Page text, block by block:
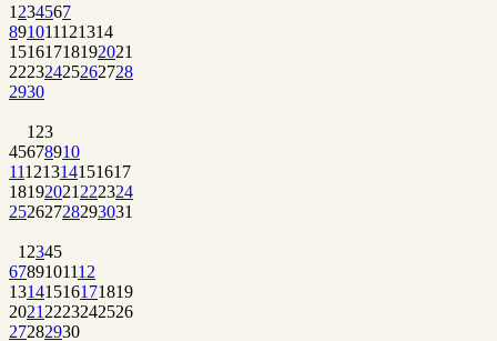
1 234567
891011121314
15161718192021
22232425262728
2930
1 23
45678910
11121314151617
18192021 222324
25262728293031
1 2345
6789101112
13141516171819
2021 2223242526
27282930